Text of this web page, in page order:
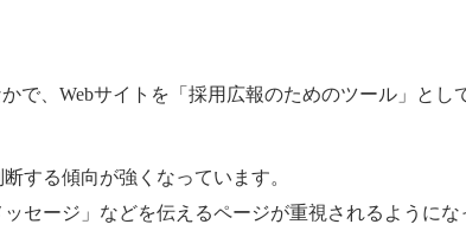
で、Webサイトを「採用広報のためのツール」とし
する傾向が強くなっています。
セージ」などを伝えるページが重視されるようにな